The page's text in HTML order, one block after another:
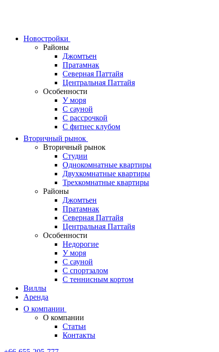
Новостройки
Районы
Джомтьен
Пратамнак
Северная Паттайя
Центральная Паттайя
Особенности
У моря
С сауной
С рассрочкой
С фитнес клубом
Вторичный рынок
Вторичный рынок
Студии
Однокомнатные квартиры
Двухкомнатные квартиры
Трехкомнатные квартиры
Районы
Джомтьен
Пратамнак
Северная Паттайя
Центральная Паттайя
Особенности
Недорогие
У моря
С сауной
С спортзалом
С теннисным кортом
Виллы
Аренда
О компании
О компании
Статьи
Контакты